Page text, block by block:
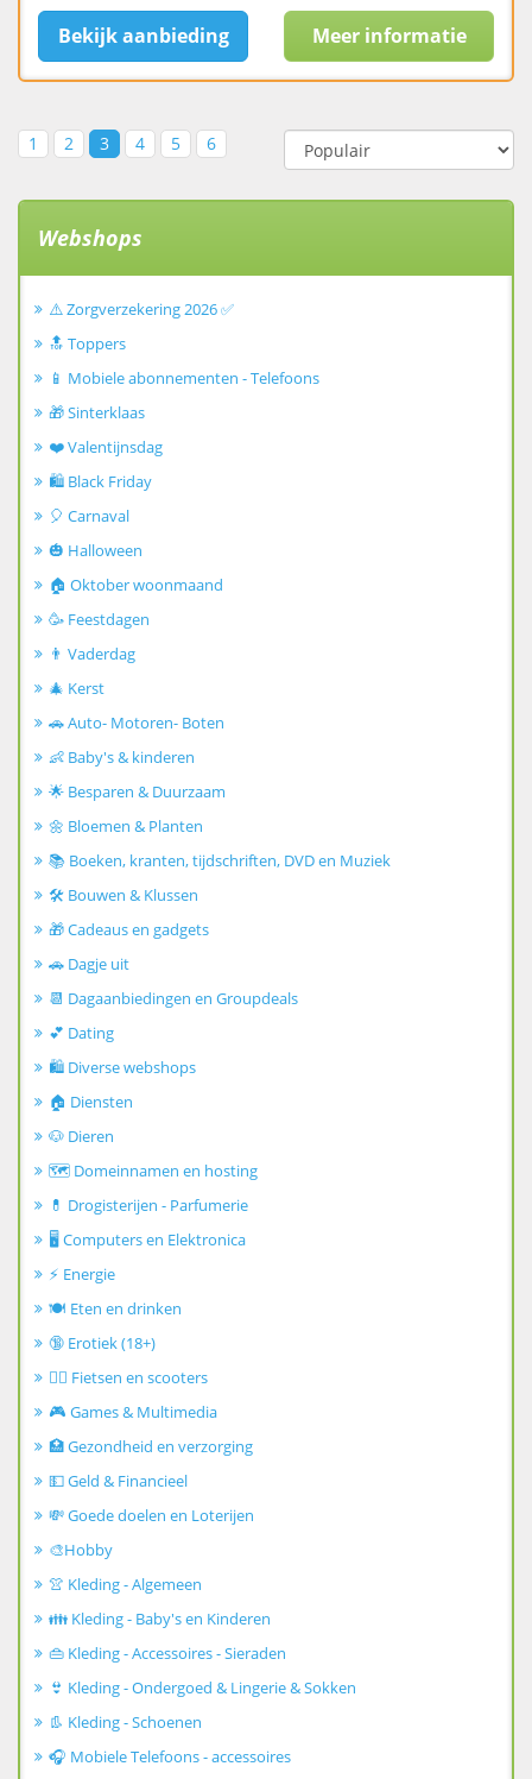
Bekijk aanbieding Meer informatie
1 2 3 4 5 6
Webshops
⚠️ Zorgverzekering 2026 ✅
🔝 Toppers
📱 Mobiele abonnementen - Telefoons
🎁 Sinterklaas
❤️ Valentijnsdag
🛍️ Black Friday
🎈 Carnaval
🎃 Halloween
🏠 Oktober woonmaand
🥳 Feestdagen
👨 Vaderdag
🎄 Kerst
🚗 Auto- Motoren- Boten
👶 Baby's & kinderen
🌟 Besparen & Duurzaam
🌼 Bloemen & Planten
📚 Boeken, kranten, tijdschriften, DVD en Muziek
🛠️ Bouwen & Klussen
🎁 Cadeaus en gadgets
🚗 Dagje uit
📆 Dagaanbiedingen en Groupdeals
💕 Dating
🛍️ Diverse webshops
🏠 Diensten
🐶 Dieren
🗺️ Domeinnamen en hosting
💊 Drogisterijen - Parfumerie
🖥️ Computers en Elektronica
⚡ Energie
🍽️ Eten en drinken
🔞 Erotiek (18+)
🚴‍♂️ Fietsen en scooters
🎮 Games & Multimedia
🏥 Gezondheid en verzorging
💵 Geld & Financieel
💸 Goede doelen en Loterijen
🎨Hobby
👚 Kleding - Algemeen
👪 Kleding - Baby's en Kinderen
👜 Kleding - Accessoires - Sieraden
👙 Kleding - Ondergoed & Lingerie & Sokken
👢 Kleding - Schoenen
🎧 Mobiele Telefoons - accessoires